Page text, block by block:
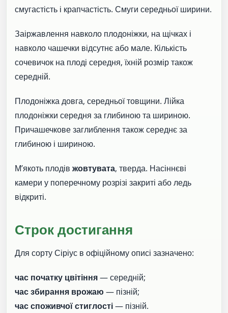
смугастість і крапчастість. Смуги середньої ширини.
Заіржавлення навколо плодоніжки, на щічках і
навколо чашечки відсутнє або мале. Кількість
сочевичок на плоді середня, їхній розмір також
середній.
Плодоніжка довга, середньої товщини. Лійка
плодоніжки середня за глибиною та шириною.
Причашечкове заглиблення також середнє за
глибиною і шириною.
М’якоть плодів жовтувата, тверда. Насіннєві
камери у поперечному розрізі закриті або ледь
відкриті.
Строк достигання
Для сорту Сіріус в офіційному описі зазначено:
час початку цвітіння— середній;
час збирання врожаю — пізній;
час споживчої стиглості— пізній.